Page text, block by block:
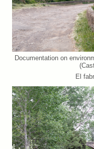
Documentation on
El